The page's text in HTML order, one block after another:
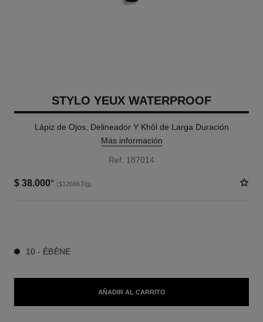
STYLO YEUX WATERPROOF
Lápiz de Ojos, Delineador Y Khôl de Larga Duración
Más información
Ref. 187014
$ 38.000* ($126667/g)
10 - ÉBÈNE
AÑADIR AL CARRITO